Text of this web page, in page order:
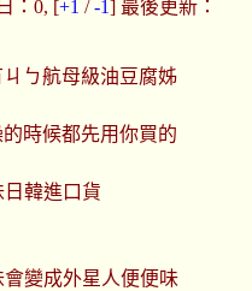
：0, [+1 /-1 ] 最後更新：
ㄅ航母級油豆腐姊
時候都先用你買的
韓進口貨
變成外星人便便味